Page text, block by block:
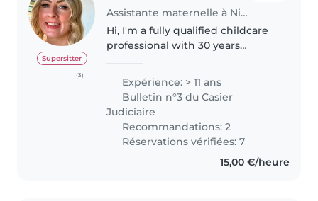
Supersitter
(3)
Assistante maternelle à Nice
Hi, I'm a fully qualified childcare
professional with 30 years
Alder Hey children's hospital in
Liverpool UK as a play leader
providing normalizing,..
Expérience: > 11 ans
Bulletin n°3 du Casier
Judiciaire
Recommandations: 2
Réservations vérifiées: 7
15,00 €/heure